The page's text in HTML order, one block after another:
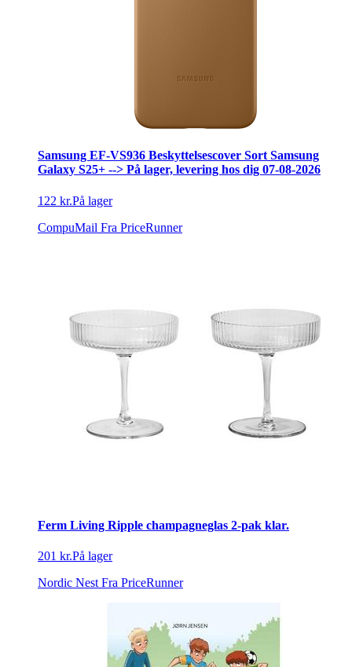
Samsung EF-VS936 Beskyttelsescover Sort Samsung
Galaxy S25+ --> På lager, levering hos dig 07-08-2026
122 kr.På lager
CompuMail Fra PriceRunner
Ferm Living Ripple champagneglas 2-pak klar.
201 kr.På lager
Nordic Nest Fra PriceRunner